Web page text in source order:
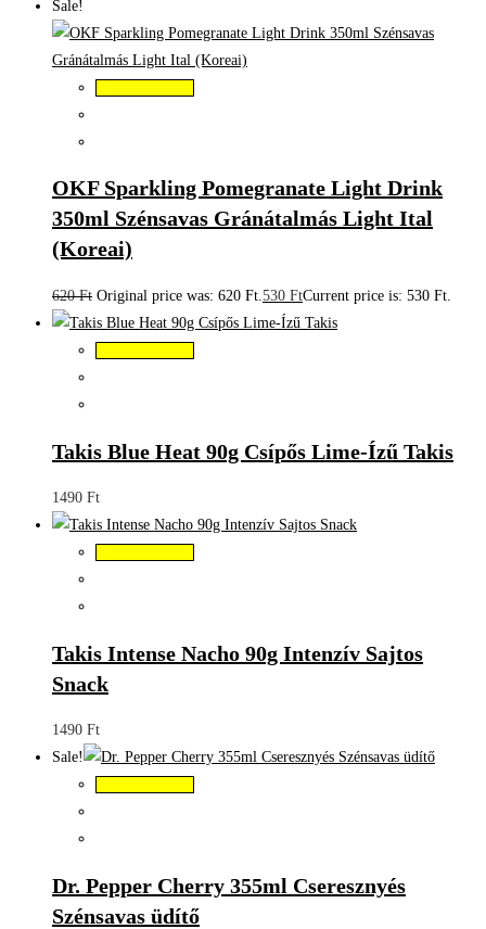
Sale!
OKF Sparkling Pomegranate Light Drink
350ml Szénsavas Gránátalmás Light Ital
(Koreai)
620Ft Original price was: 620 Ft.530 FtCurrent price is: 530 Ft.
Takis Blue Heat 90g Csípős Lime-Ízű Takis
1490 Ft
Takis Intense Nacho 90g Intenzív Sajtos
Snack
1490 Ft
Sale!
Dr. Pepper Cherry 355ml Cseresznyés
Szénsavas üdítő